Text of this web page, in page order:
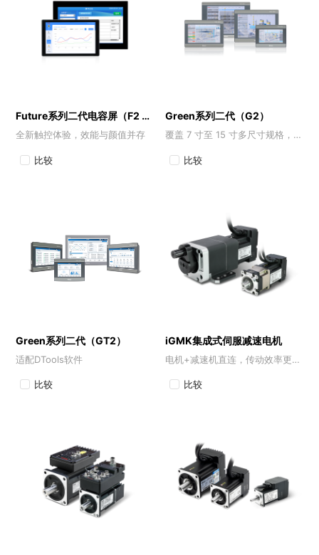
Future系列二代电容屏（F2 X）
全新触控体验，效能与颜值并存
比较
Green系列二代（G2）
覆盖 7 寸至 15 寸多尺寸规格，适配工业自动化全场景和DToolsPro软件
比较
Green系列二代（GT2）
适配DTools软件
比较
iGMK集成式伺服减速电机
电机+减速机直连，传动效率更高，控制精度更高
比较